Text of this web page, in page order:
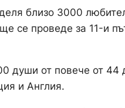
близо 3000
се проведе за 11-и
души от повече от
и Англия.